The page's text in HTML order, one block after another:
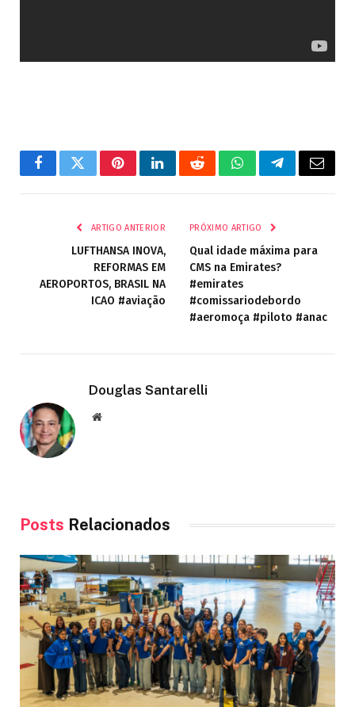
FacebookTwitterPinterestLinkedInRedditWhatsAppTelegrama
E-
ARTIGO ANTERIOR
LUFTHANSA INOVA,
REFORMAS EM
AEROPORTOS, BRASIL NA
ICAO #aviação
PRÓXIMO ARTIGO
Qual idade máxima para
CMS na Emirates?
#emirates
#comissariodebordo
#aeromoça #piloto #anac
Douglas Santarelli
Site
Posts Relacionados